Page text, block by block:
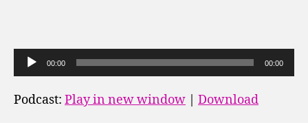
u
d
00:00 00:00
Podcast: Play in new window Download